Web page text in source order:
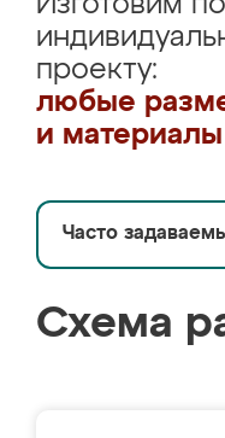
проекту:
любые
и материалы
Часто
Схема